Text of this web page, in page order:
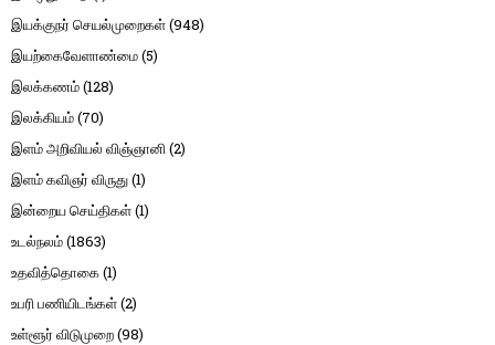
இயக்குநர் செயல்முறைகள்(948)
இயற்கைவேளாண்மை(5)
இலக்கணம்(128)
இலக்கியம்(70)
இளம் அறிவியல் விஞ்ஞானி(2)
இளம் கவிஞர் விருது(1)
இன்றைய செய்திகள்(1)
உடல்நலம்(1863)
உதவித்தொகை(1)
உபரி பணியிடங்கள்(2)
உள்ளூர் விடுமுறை(98)